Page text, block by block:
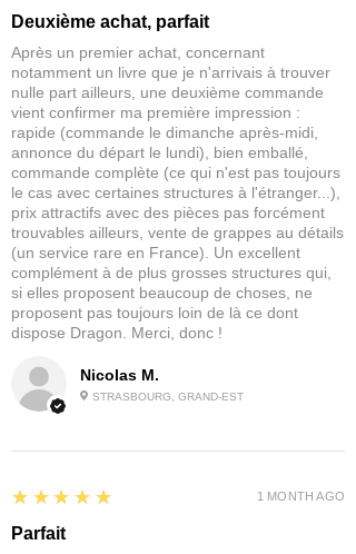
Ce produit peut être teinté avec des
acryliques offrant de nombreuses
possibilités.
Non toxique
Nicolas M.
STRASBOURG, GRAND-EST
Deuxième achat, parfait
Après un premier achat, concernant
notamment un livre que je n'arrivais à trouver
nulle part ailleurs, une deuxième commande
vient confirmer ma première impression :
rapide (commande le dimanche après-midi,
annonce du départ le lundi), bien emballé,
commande complète (ce qui n'est pas toujours
le cas avec certaines structures à l'étranger...),
prix attractifs avec des pièces pas forcément
trouvables ailleurs, vente de grappes au détails
(un service rare en France). Un excellent
complément à de plus grosses structures qui,
si elles proposent beaucoup de choses, ne
proposent pas toujours loin de là ce dont
dispose Dragon. Merci, donc !
5
★★★★★
Parfait
1 MONTH AGO